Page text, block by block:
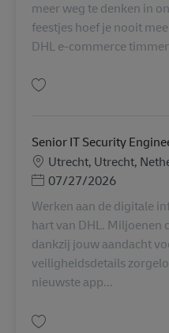
meer weg te denken in
feestjes hoef je nooit
DHL e-commerce
Senior IT Security
SedeUtrecht, Utrecht,
Posted Date
07/27/2026
Werken aan de digitale
hart van DHL. Miljoenen
dankzij jouw aandacht
veiligheidsdetails
nieuwste app...